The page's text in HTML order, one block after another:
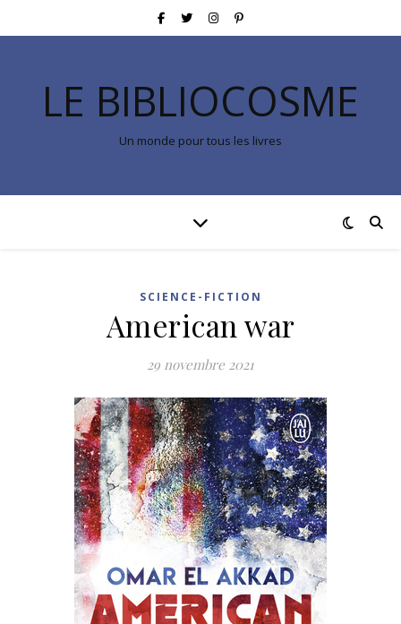
LE BIBLIOCOSME
Un monde pour tous les livres
SCIENCE-FICTION
American war
29 novembre 2021